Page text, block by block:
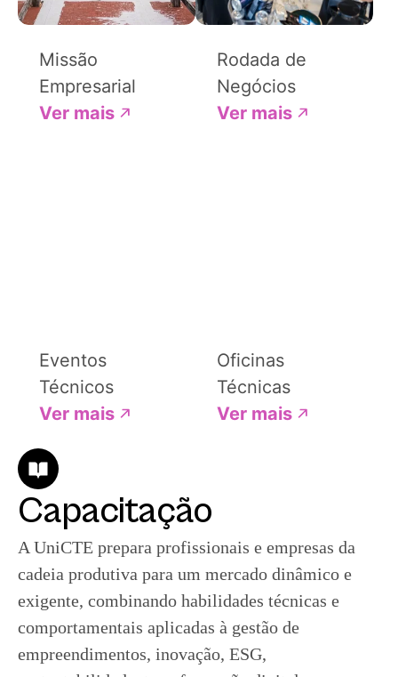
Missão
Empresarial
Ver mais
Rodada de
Negócios
Ver mais
Eventos
Técnicos
Ver mais
Oficinas
Técnicas
Ver mais
Capacitação
A UniCTE prepara profissionais e empresas da
cadeia produtiva para um mercado dinâmico e
exigente, combinando habilidades técnicas e
comportamentais aplicadas à gestão de
empreendimentos, inovação, ESG,